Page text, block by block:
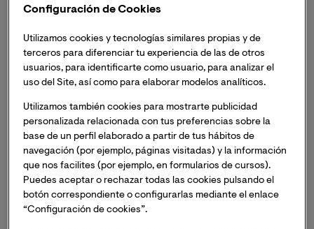
encontrados en profesionales de la salud u otras
consecuencia como una de las profesiones más
vulnerables al SQT debido a la propia idiosincrasia de la
profesión.
Partiendo del principio de que efectivamenteel SQT es
una patología grave, sea por el sufrimiento que causa
a la persona que lo sufre, o por la disminución de la
actividad en el trabajo, o también por la perturbación
que causa en las relaciones interpersonales e
institucionales, estudiarlo en los profesionales de la
educación y, en este caso, en los
Configuración de Cookies
Utilizamos cookies y tecnologías similares propias y de
terceros para diferenciar tu experiencia de las de otros
usuarios, para identificarte como usuario, para analizar el
uso del Site, así como para elaborar modelos analíticos.
Utilizamos también cookies para mostrarte publicidad
personalizada relacionada con tus preferencias sobre la
base de un perfil elaborado a partir de tus hábitos de
navegación (por ejemplo, páginas visitadas) y la información
que nos facilites (por ejemplo, en formularios de cursos).
Puedes aceptar o rechazar todas las cookies pulsando el
botón correspondiente o configurarlas mediante el enlace
“Configuración de cookies”.